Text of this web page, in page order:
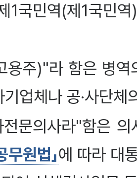
1국민역(제1국민
주)"라 함은 병역
기업체나 공·사단체
문의사라"함은
무원법」에 따라 대